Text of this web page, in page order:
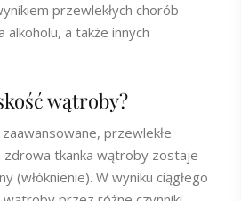
przewlekłych chorób
a także innych
wątroby?
przewlekłe
tkanka wątroby zostaje
(włóknienie). W wyniku ciągłego